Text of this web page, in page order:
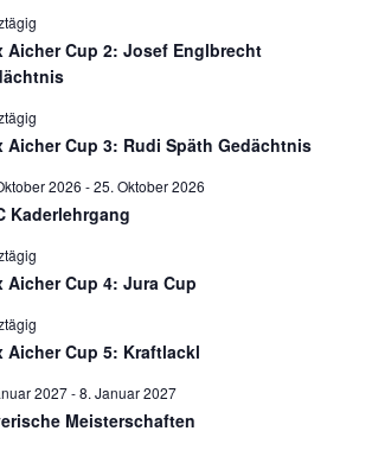
Aicher Cup 2: Josef Englbrecht
Aicher Cup 3: Rudi Späth Gedächtnis
2026 -25. Oktober 2026
Kaderlehrgang
Aicher Cup 4: Jura Cup
Aicher Cup 5: Kraftlackl
2027-8. Januar 2027
Meisterschaften